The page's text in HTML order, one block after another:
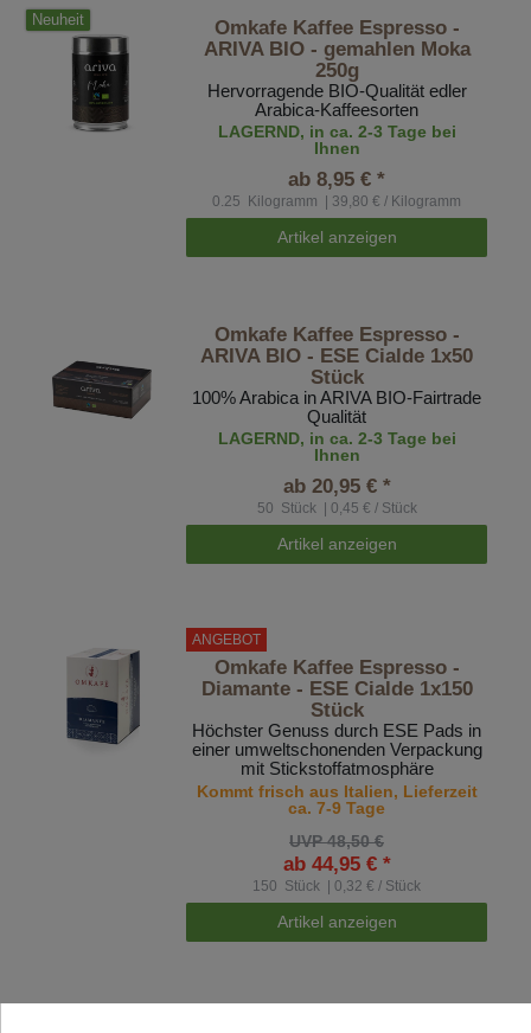
Neuheit
Omkafe Kaffee Espresso -
ARIVA BIO - gemahlen Moka
250g
Hervorragende BIO-Qualität edler
Arabica-Kaffeesorten
LAGERND, in ca. 2-3 Tage bei
Ihnen
ab 8,95 € *
0.25 Kilogramm | 39,80 € / Kilogramm
Artikel anzeigen
Omkafe Kaffee Espresso -
ARIVA BIO - ESE Cialde 1x50
Stück
100% Arabica in ARIVA BIO-Fairtrade
Qualität
LAGERND, in ca. 2-3 Tage bei
Ihnen
ab 20,95 € *
50 Stück | 0,45 € / Stück
Artikel anzeigen
ANGEBOT
Omkafe Kaffee Espresso -
Diamante - ESE Cialde 1x150
Stück
Höchster Genuss durch ESE Pads in
einer umweltschonenden Verpackung
mit Stickstoffatmosphäre
Kommt frisch aus Italien, Lieferzeit
ca. 7-9 Tage
UVP 48,50 €
ab 44,95 € *
150 Stück | 0,32 € / Stück
Artikel anzeigen